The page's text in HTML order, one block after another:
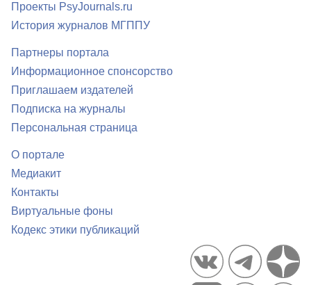
Проекты PsyJournals.ru
История журналов МГППУ
Партнеры портала
Информационное спонсорство
Приглашаем издателей
Подписка на журналы
Персональная страница
О портале
Медиакит
Контакты
Виртуальные фоны
Кодекс этики публикаций